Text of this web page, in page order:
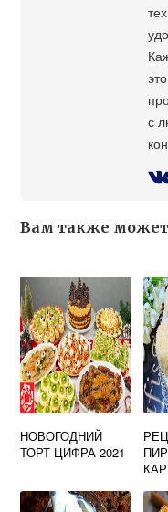
с
Вам также может
НОВОГОДНИЙ
ТОРТ ЦИФРА 2021